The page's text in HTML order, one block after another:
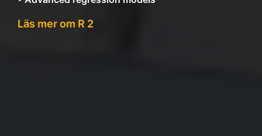
Läs mer om R 2